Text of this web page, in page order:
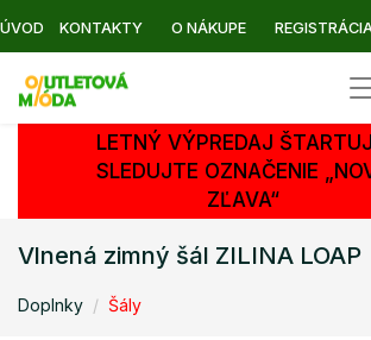
ÚVOD KONTAKTY O NÁKUPE
LETNÝ VÝPREDAJ
SLEDUJTE OZNAČENIE
ZĽAVA“
Vlnená zimný šál ZILINA LOAP
Doplnky Šály